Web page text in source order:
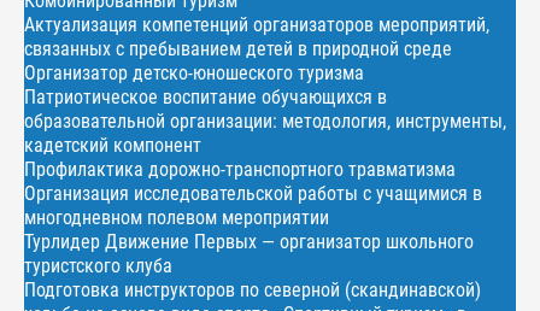
Актуализация компетенций организаторов мероприятий,
связанных с пребыванием детей в природной среде
Организатор детско-юношеского туризма
Патриотическое воспитание обучающихся в
образовательной организации: методология, инструменты,
кадетский компонент
Профилактика дорожно-транспортного травматизма
Организация исследовательской работы с учащимися в
многодневном полевом мероприятии
Турлидер Движение Первых — организатор школьного
туристского клуба
Подготовка инструкторов по северной (скандинавской)